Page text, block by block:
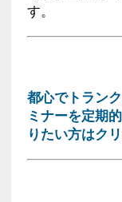
す。
都心でトラン
ミナーを定期
りたい方はクリ